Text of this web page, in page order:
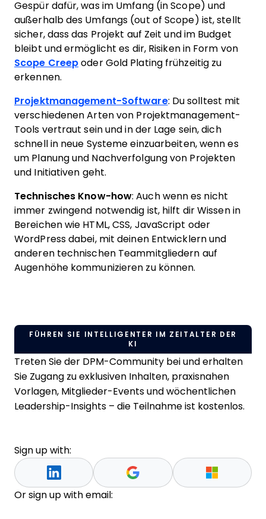
Gespür dafür, was im Umfang (in Scope) und
außerhalb des Umfangs (out of Scope) ist, stellt
sicher, dass das Projekt auf Zeit und im Budget
bleibt und ermöglicht es dir, Risiken in Form von
Scope Creep oder Gold Plating frühzeitig zu
erkennen.
Projektmanagement-Software: Du solltest mit
verschiedenen Arten von Projektmanagement-
Tools vertraut sein und in der Lage sein, dich
schnell in neue Systeme einzuarbeiten, wenn es
um Planung und Nachverfolgung von Projekten
und Initiativen geht.
Technisches Know-how: Auch wenn es nicht
immer zwingend notwendig ist, hilft dir Wissen in
Bereichen wie HTML, CSS, JavaScript oder
WordPress dabei, mit deinen Entwicklern und
anderen technischen Teammitgliedern auf
Augenhöhe kommunizieren zu können.
FÜHREN SIE INTELLIGENTER IM ZEITALTER DER
KI
Treten Sie der DPM-Community bei und erhalten
Sie Zugang zu exklusiven Inhalten, praxisnahen
Vorlagen, Mitglieder-Events und wöchentlichen
Leadership-Insights – die Teilnahme ist kostenlos.
Sign up with:
Or sign up with email: